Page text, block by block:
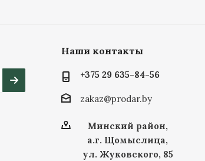
Наши контакты
+375 29 635-84-56
zakaz@prodar.by
Минский район,
а.г. Щомыслица,
ул. Жуковского, 85